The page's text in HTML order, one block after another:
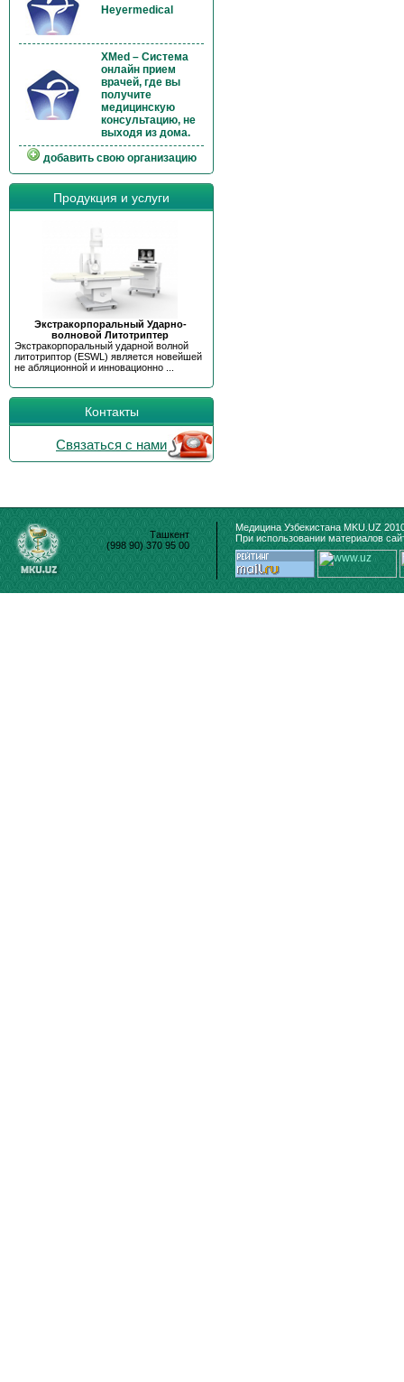
Heyermedical
XMed – Система
онлайн прием
врачей, где вы
получите
медицинскую
консультацию, не
выходя из дома.
добавить свою организацию
Продукция и услуги
Экстракорпоральный Ударно-
волновой Литотриптер
Экстракорпоральный ударной волной
литотриптор (ESWL) является новейшей
не абляционной и инновационно ...
Контакты
Связаться с нами
Ташкент
(998 90) 370 95 00
Медицина Узбекистана MKU.UZ
При использовании материалов